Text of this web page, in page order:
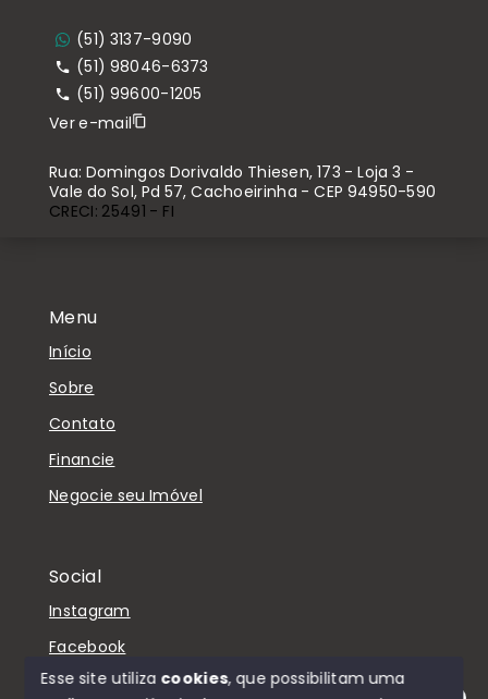
Menu
Início
Sobre
Contato
Financie
Negocie seu Imóvel
Social
Instagram
Facebook
(51) 3137-9090
(51) 98046-6373
(51) 99600-1205
Ver e-mail
Rua: Domingos Dorivaldo Thiesen, 173 - Loja 3 -
Vale do Sol, Pd 57, Cachoeirinha - CEP 94950-590
CRECI: 25491 - FI
Esse site utiliza cookies, que possibilitam uma